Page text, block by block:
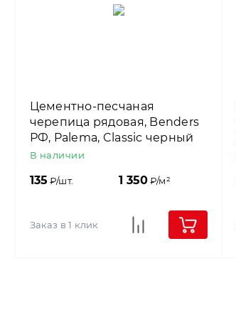
Цементно-песчаная
черепица рядовая, Benders
РФ, Palema, Classic черный
В наличии
135 ₽/шт. 1 350₽/м²
Заказ в 1 клик